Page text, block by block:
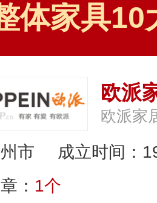
体家具10
欧派
欧派家
市
成立时间：
： 1个